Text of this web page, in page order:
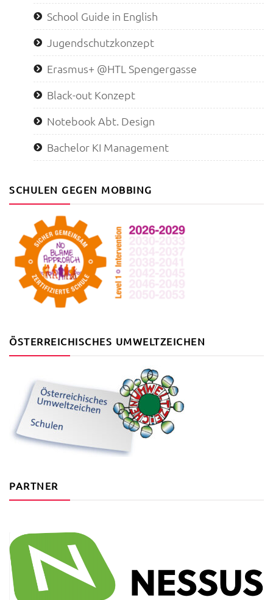
School Guide in English
Jugendschutzkonzept
Erasmus+ @HTL Spengergasse
Black-out Konzept
Notebook Abt. Design
Bachelor KI Management
SCHULEN GEGEN MOBBING
ÖSTERREICHISCHES UMWELTZEICHEN
PARTNER